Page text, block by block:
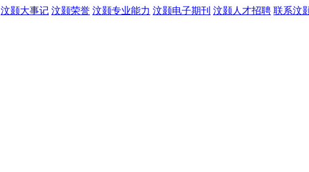
汶颢大事记 汶颢荣誉 汶颢专业能力 汶颢电子期刊 汶颢人才招聘 联系汶